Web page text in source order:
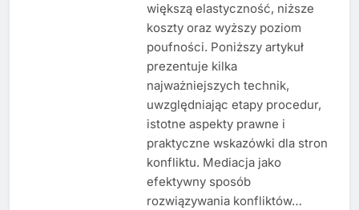
większą elastyczność, niższe
koszty oraz wyższy poziom
poufności. Poniższy artykuł
prezentuje kilka
najważniejszych technik,
uwzględniając etapy procedur,
istotne aspekty prawne i
praktyczne wskazówki dla stron
konfliktu. Mediacja jako
efektywny sposób
rozwiązywania konfliktów…